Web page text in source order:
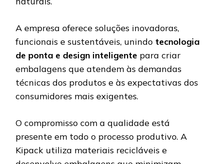
A empresa oferece soluções inovadoras,
funcionais e sustentáveis, unindo tecnologia
de ponta e design inteligente para criar
embalagens que atendem às demandas
técnicas dos produtos e às expectativas dos
consumidores mais exigentes.
O compromisso com a qualidade está
presente em todo o processo produtivo. A
Kipack utiliza materiais recicláveis e